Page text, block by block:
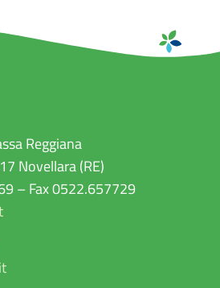
Reggiana
Novellara (RE)
– Fax 0522.657729